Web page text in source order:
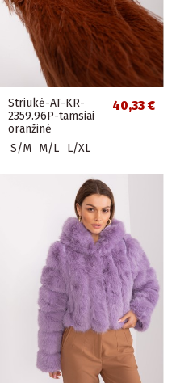
Striukė-AT-KR-
2359.96P-tamsiai
oranžinė
40,33 €
S/M M/L L/XL